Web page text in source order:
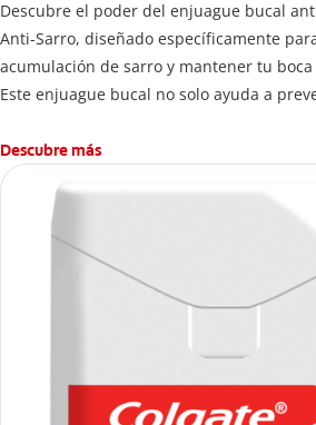
Descubre el poder del enjuague bucal
Anti-Sarro, diseñado específicamente
acumulación de sarro y mantener tu
Este enjuague bucal no solo ayuda a
Descubre más